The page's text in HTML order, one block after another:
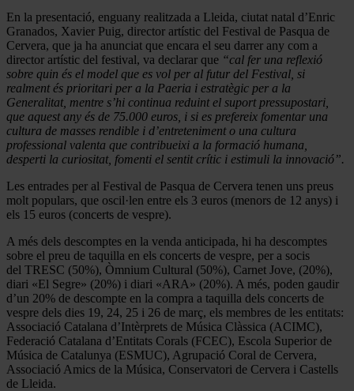
En la presentació, enguany realitzada a Lleida, ciutat natal d’Enric
Granados, Xavier Puig, director artístic del Festival de Pasqua de
Cervera, que ja ha anunciat que encara el seu darrer any com a
director artístic del festival, va declarar que “cal fer una reflexió
sobre quin és el model que es vol per al futur del Festival, si
realment és prioritari per a la Paeria i estratègic per a la
Generalitat, mentre s’hi continua reduint el suport pressupostari,
que aquest any és de 75.000 euros, i si es prefereix fomentar una
cultura de masses rendible i d’entreteniment o una cultura
professional valenta que contribueixi a la formació humana,
desperti la curiositat, fomenti el sentit crític i estimuli la innovació”.
Les entrades per al Festival de Pasqua de Cervera tenen uns preus
molt populars, que oscil·len entre els 3 euros (menors de 12 anys) i
els 15 euros (concerts de vespre).
A més dels descomptes en la venda anticipada, hi ha descomptes
sobre el preu de taquilla en els concerts de vespre, per a socis
del TRESC (50%), Òmnium Cultural (50%), Carnet Jove, (20%),
diari «El Segre» (20%) i diari «ARA» (20%). A més, poden gaudir
d’un 20% de descompte en la compra a taquilla dels concerts de
vespre dels dies 19, 24, 25 i 26 de març, els membres de les entitats:
Associació Catalana d’Intèrprets de Música Clàssica (ACIMC),
Federació Catalana d’Entitats Corals (FCEC), Escola Superior de
Música de Catalunya (ESMUC), Agrupació Coral de Cervera,
Associació Amics de la Música, Conservatori de Cervera i Castells
de Lleida.